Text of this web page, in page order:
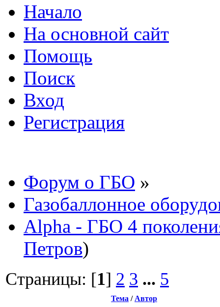
Начало
На основной сайт
Помощь
Поиск
Вход
Регистрация
Форум о ГБО »
Газобаллонное
Alpha - ГБО 4
Петров)
Страницы: [1] 2 3 ... 5
Тема / Автор